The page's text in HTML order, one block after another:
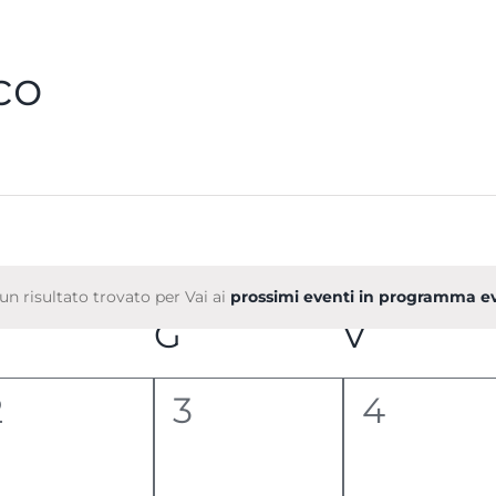
Notice
risultato trovato per Vai ai prossimi eventi in programma
G V
0
3
0
4